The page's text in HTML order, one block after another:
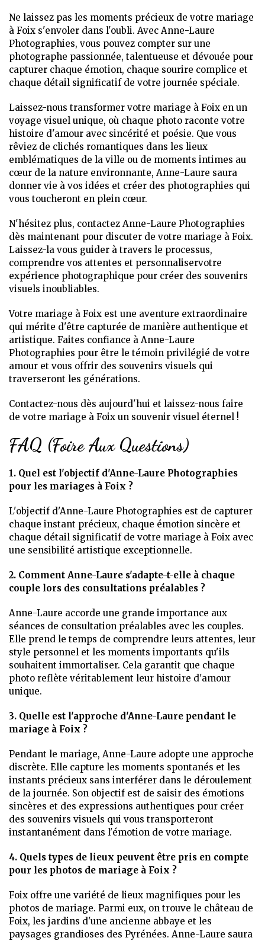
Ne laissez pas les moments précieux de votre mariage
à Foix s'envoler dans l'oubli. Avec Anne-Laure
Photographies, vous pouvez compter sur une
photographe passionnée, talentueuse et dévouée pour
capturer chaque émotion, chaque sourire complice et
chaque détail significatif de votre journée spéciale.
Laissez-nous transformer votre mariage à Foix en un
voyage visuel unique, où chaque photo raconte votre
histoire d'amour avec sincérité et poésie. Que vous
rêviez de clichés romantiques dans les lieux
emblématiques de la ville ou de moments intimes au
cœur de la nature environnante, Anne-Laure saura
donner vie à vos idées et créer des photographies qui
vous toucheront en plein cœur.
N'hésitez plus, contactez Anne-Laure Photographies
dès maintenant pour discuter de votre mariage à Foix.
Laissez-la vous guider à travers le processus,
comprendre vos attentes et personnaliservotre
expérience photographique pour créer des souvenirs
visuels inoubliables.
Votre mariage à Foix est une aventure extraordinaire
qui mérite d'être capturée de manière authentique et
artistique. Faites confiance à Anne-Laure
Photographies pour être le témoin privilégié de votre
amour et vous offrir des souvenirs visuels qui
traverseront les générations.
Contactez-nous dès aujourd'hui et laissez-nous faire
de votre mariage à Foix un souvenir visuel éternel !
FAQ (Foire Aux Questions)
1. Quel est l'objectif d'Anne-Laure Photographies
pour les mariages à Foix ?
L'objectif d'Anne-Laure Photographies est de capturer
chaque instant précieux, chaque émotion sincère et
chaque détail significatif de votre mariage à Foix avec
une sensibilité artistique exceptionnelle.
2. Comment Anne-Laure s'adapte-t-elle à chaque
couple lors des consultations préalables ?
Anne-Laure accorde une grande importance aux
séances de consultation préalables avec les couples.
Elle prend le temps de comprendre leurs attentes, leur
style personnel et les moments importants qu'ils
souhaitent immortaliser. Cela garantit que chaque
photo reflète véritablement leur histoire d'amour
unique.
3. Quelle est l'approche d'Anne-Laure pendant le
mariage à Foix ?
Pendant le mariage, Anne-Laure adopte une approche
discrète. Elle capture les moments spontanés et les
instants précieux sans interférer dans le déroulement
de la journée. Son objectif est de saisir des émotions
sincères et des expressions authentiques pour créer
des souvenirs visuels qui vous transporteront
instantanément dans l'émotion de votre mariage.
4. Quels types de lieux peuvent être pris en compte
pour les photos de mariage à Foix ?
Foix offre une variété de lieux magnifiques pour les
photos de mariage. Parmi eux, on trouve le château de
Foix, les jardins d'une ancienne abbaye et les
paysages grandioses des Pyrénées. Anne-Laure saura